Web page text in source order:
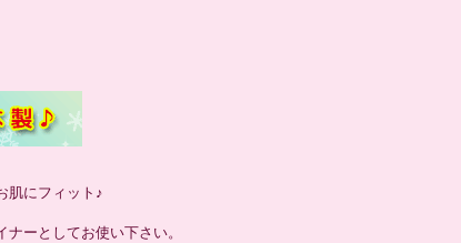
肌にフィット♪
ーとしてお使い下さい。